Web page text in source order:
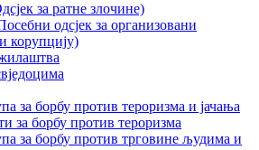
за ратне злочине)
одсјек за организовани
корупцију)
за борбу против тероризма и јачања
за борбу против тероризма
за борбу против трговине људима и